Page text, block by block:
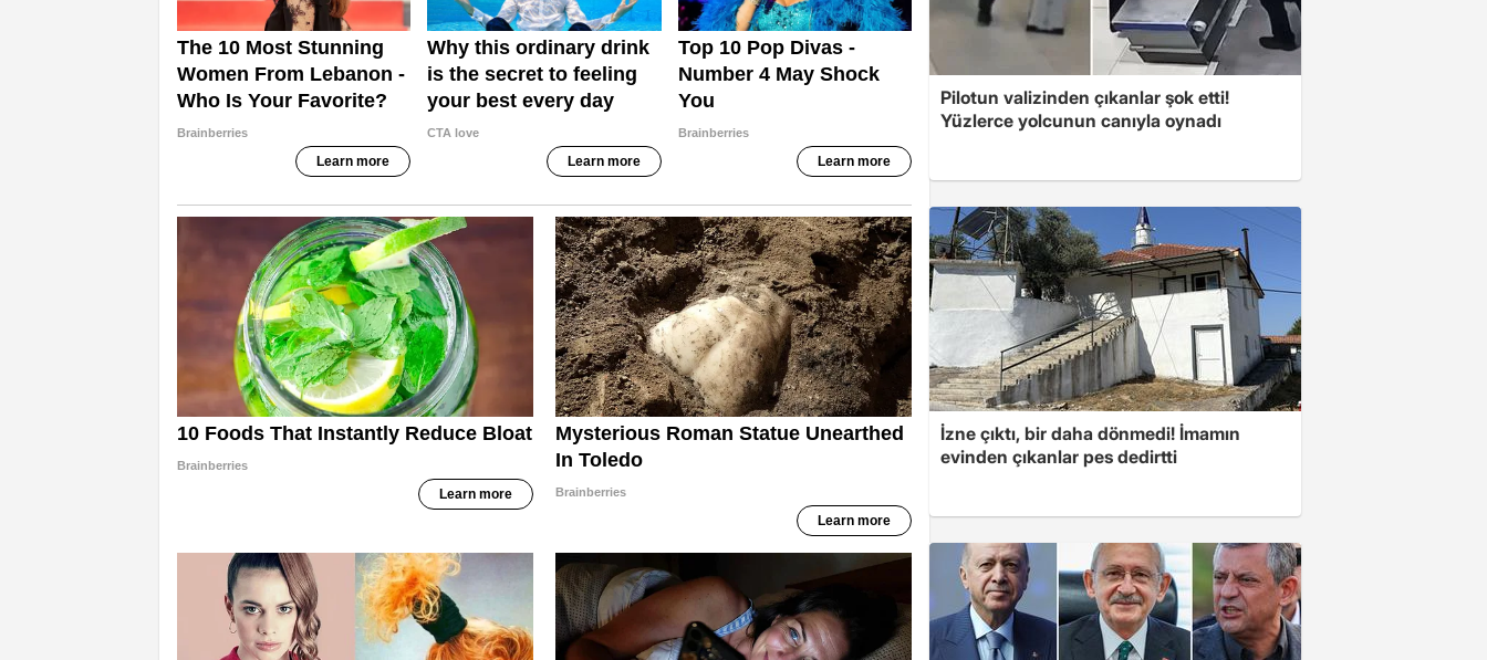
Pilotun valizinden çıkanlar şok etti!
Yüzlerce yolcunun canıyla oynadı
İzne çıktı, bir daha dönmedi! İmamın
evinden çıkanlar pes dedirtti